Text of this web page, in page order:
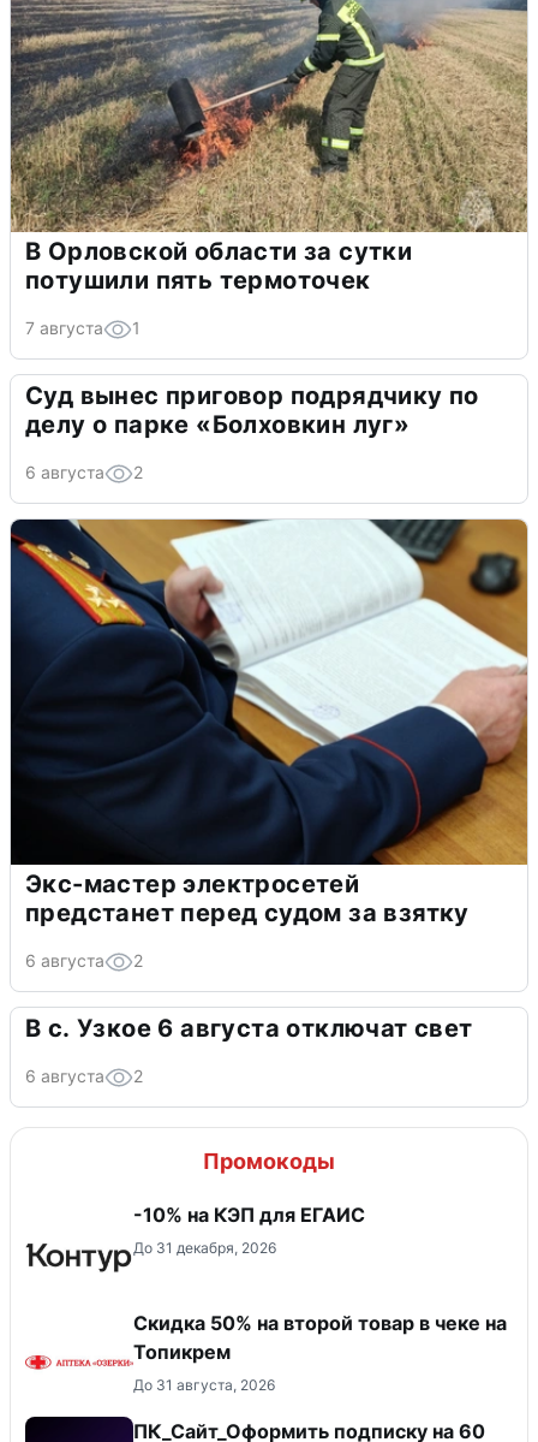
В Орловской области за сутки
потушили пять термоточек
7 августа 1
Суд вынес приговор подрядчику по
делу о парке «Болховкин луг»
6 августа 2
Экс-мастер электросетей
предстанет перед судом за взятку
6 августа 2
В с. Узкое 6 августа отключат свет
6 августа 2
Промокоды
-10% на КЭП для ЕГАИС
До 31 декабря, 2026
Скидка 50% на второй товар в чеке на
Топикрем
До 31 августа, 2026
ПК_Сайт_Оформить подписку на 60